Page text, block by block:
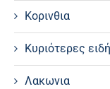
Κορινθια
Κυριότερες
Λακωνια